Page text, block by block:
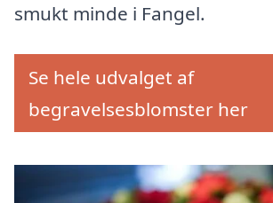
smukt minde i Fangel.
Se hele udvalget af
begravelsesblomster her